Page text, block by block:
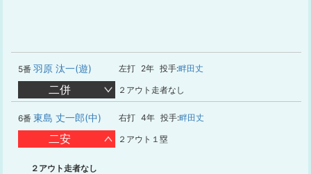
5番 羽原 汰一(遊) 左打 2年 投手:畔田丈
二併 ２アウト走者なし
6番 東島 丈一郎(中) 右打 4年 投手:畔田丈
二安 ２アウト１塁
２アウト走者なし